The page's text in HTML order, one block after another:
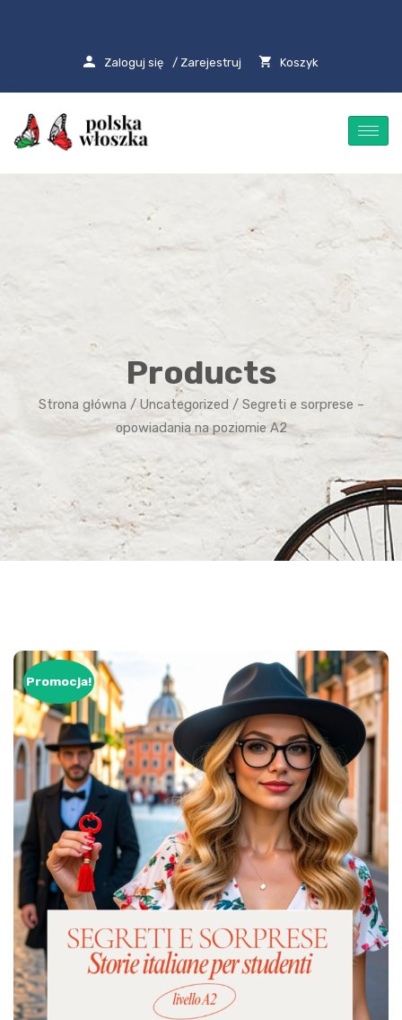
Zaloguj się / Zarejestruj Koszyk
Products
Strona główna / Uncategorized / Segreti e sorprese –
opowiadania na poziomie A2
Promocja!